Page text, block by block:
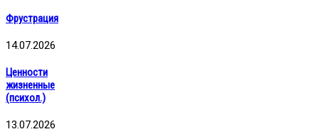
Фрустрация
14.07.2026
Ценности
жизненные
(психол.)
13.07.2026